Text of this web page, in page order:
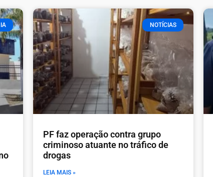
NOTÍCIAS
PF faz operação contra grupo
criminoso atuante no tráfico de
drogas
LEIA MAIS »